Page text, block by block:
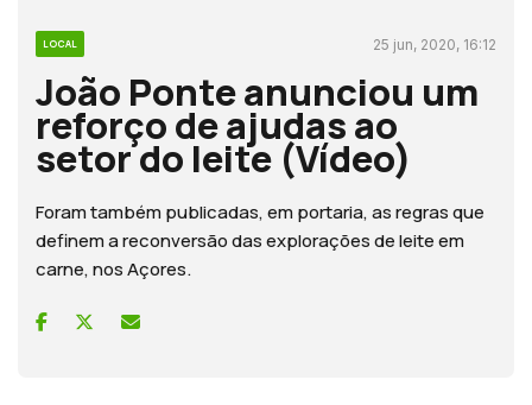
LOCAL 25 jun, 2020, 16:12
João Ponte anunciou um
reforço de ajudas ao
setor do leite (Vídeo)
Foram também publicadas, em portaria, as regras que
definem a reconversão das explorações de leite em
carne, nos Açores.